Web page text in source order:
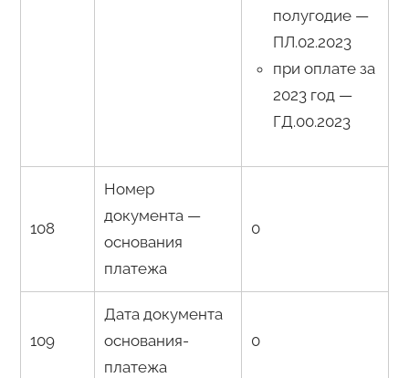
полугодие —
ПЛ.02.2023
при оплате за
2023 год —
ГД.00.2023
108
Номер
документа —
основания
платежа
0
109
Дата документа
основания-
платежа
0